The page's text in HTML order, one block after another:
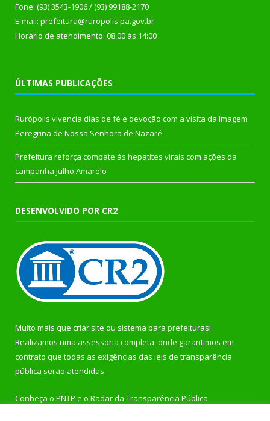
Fone: (93) 3543-1906 / (93) 99188-2170
E-mail: prefeitura@ruropolis.pa.gov.br
Horário de atendimento: 08:00 às 14:00
ÚLTIMAS PUBLICAÇÕES
Rurópolis vivencia dias de fé e devoção com a visita da Imagem
Peregrina de Nossa Senhora de Nazaré
Prefeitura reforça combate às hepatites virais com ações da
campanha Julho Amarelo
DESENVOLVIDO POR CR2
Muito mais que criar site ou sistema para prefeituras!
Realizamos uma assessoria completa, onde garantimos em
contrato que todas as exigências das leis de transparência
pública serão atendidas.
Conheça o PNTP e o Radar da Transparência Pública